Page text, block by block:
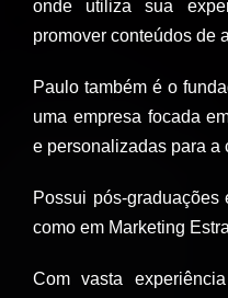
onde utiliza sua
promover conteúdos de
Paulo também é o
uma empresa focada
e personalizadas para a
Possui pós-
como em Marketing
Com vasta